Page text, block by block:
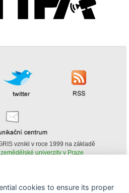
vznikl v roce 1999 na základě
univerzity v Praze
portálu AGRIS je možné
cookies to ensure its proper